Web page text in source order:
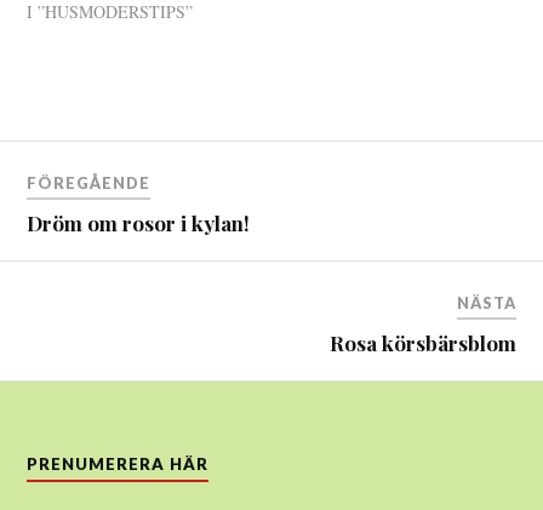
I ”HUSMODERSTIPS”
Inläggsnavigering
FÖREGÅENDE
Dröm om rosor i kylan!
NÄSTA
Rosa körsbärsblom
PRENUMERERA HÄR